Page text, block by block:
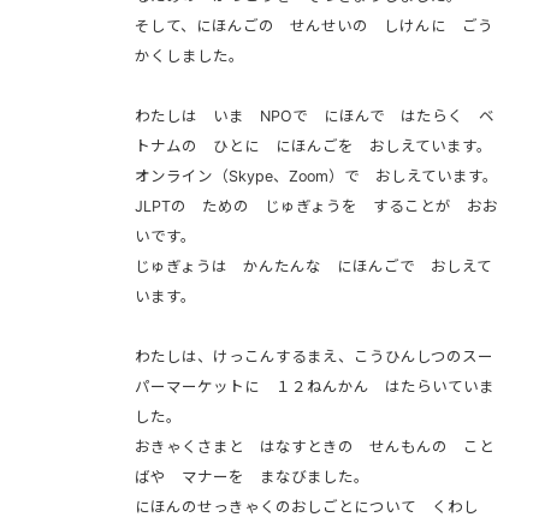
そして、にほんごの せんせいの しけんに ごう
かくしました。
わたしは いま NPOで にほんで はたらく ベ
トナムの ひとに にほんごを おしえています。
オンライン（Skype、Zoom）で おしえています。
JLPTの ための じゅぎょうを することが おお
いです。
じゅぎょうは かんたんな にほんごで おしえて
います。
わたしは、けっこんするまえ、こうひんしつのスー
パーマーケットに １２ねんかん はたらいていま
した。
おきゃくさまと はなすときの せんもんの こと
ばや マナーを まなびました。
にほんのせっきゃくのおしごとについて くわし